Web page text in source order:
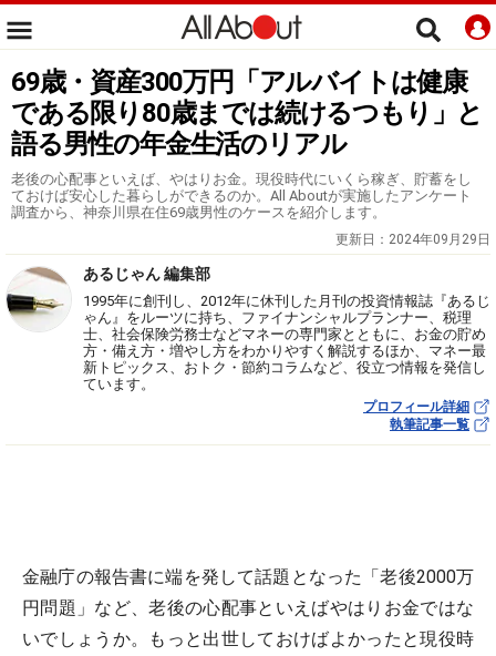
69歳・資産300万円「アルバイトは健康
である限り80歳までは続けるつもり」と
語る男性の年金生活のリアル
老後の心配事といえば、やはりお金。現役時代にいくら稼ぎ、貯蓄をし
ておけば安心した暮らしができるのか。All Aboutが実施したアンケート
調査から、神奈川県在住69歳男性のケースを紹介します。
更新日： 2024年09月29日
あるじゃん 編集部
1995年に創刊し、2012年に休刊した月刊の投資情報誌『あるじ
ゃん』をルーツに持ち、ファイナンシャルプランナー、税理
士、社会保険労務士などマネーの専門家とともに、お金の貯め
方・備え方・増やし方をわかりやすく解説するほか、マネー最
新トピックス、おトク・節約コラムなど、役立つ情報を発信し
ています。
プロフィール詳細
執筆記事一覧
金融庁の報告書に端を発して話題となった「老後2000万
円問題」など、老後の心配事といえばやはりお金ではな
いでしょうか。もっと出世しておけばよかったと現役時